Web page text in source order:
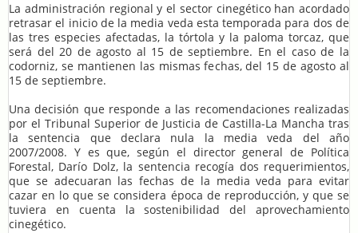
La administración regional y el sector cinegético han acordado
retrasar el inicio de la media veda esta temporada para dos de
las tres especies afectadas, la tórtola y la paloma torcaz, que
será del 20 de agosto al 15 de septiembre. En el caso de la
codorniz, se mantienen las mismas fechas, del 15 de agosto al
15 de septiembre.
Una decisión que responde a las recomendaciones realizadas
por el Tribunal Superior de Justicia de Castilla-La Mancha tras
la sentencia que declara nula la media veda del año
2007/2008. Y es que, según el director general de Política
Forestal, Darío Dolz, la sentencia recogía dos requerimientos,
que se adecuaran las fechas de la media veda para evitar
cazar en lo que se considera época de reproducción, y que se
tuviera en cuenta la sostenibilidad del aprovechamiento
cinegético.